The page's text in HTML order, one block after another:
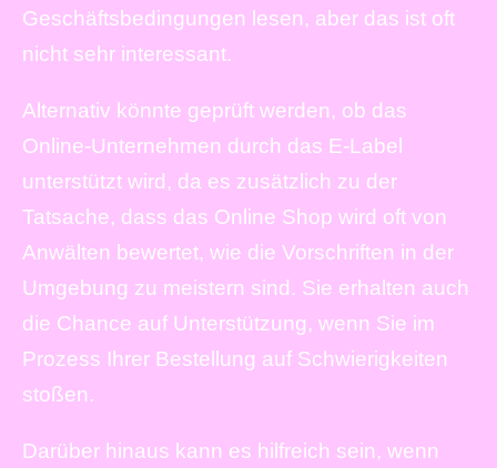
Geschäftsbedingungen lesen, aber das ist oft
nicht sehr interessant.
Alternativ könnte geprüft werden, ob das
Online-Unternehmen durch das E-Label
unterstützt wird, da es zusätzlich zu der
Tatsache, dass das Online Shop wird oft von
Anwälten bewertet, wie die Vorschriften in der
Umgebung zu meistern sind. Sie erhalten auch
die Chance auf Unterstützung, wenn Sie im
Prozess Ihrer Bestellung auf Schwierigkeiten
stoßen.
Darüber hinaus kann es hilfreich sein, wenn